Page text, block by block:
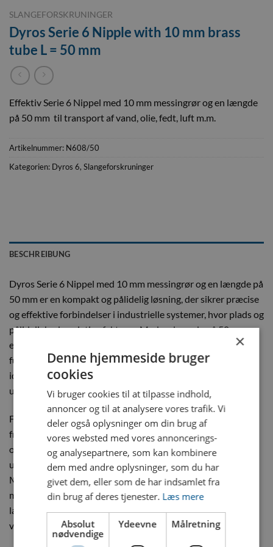
SLANGEFORSKRUNINGER
Dyros Serie 6 Nipple with 10 mm brass
tube L = 50 mm
Effektiv Serie 6 Nippel med 10 mm messingrør og en længde
på 50 mm til transport af vand, olie, fedt, luft m.m.
Artikelnummer: N608/50
Kategorien: Dyros 6, Slangeforskruninger
BESCHREIBUNG
Dyros Serie 6 Nippel med 10 mm messingrør og en længde på
50 mm er en kompakt og pålidelig løsning, der sikrer præcise
og effektive forbindelser i industrielle systemer, hvor plads og
pålidelighed er vigtige faktorer. Med en længde på 50 mm og
et 10 mm messingrør kombinerer denne nippel høj
funktionalitet med en kompakt størrelse, hvilket gør den
ideel til applikationer, hvor pladsbesparelse er nødvendigt
uden at gå på kompromis med styrke og holdbarhed.
Fremstillet af solid messing, som er kendt for sin styrke og
fremragende modstandsdygtighed mod både mekanisk slid
og korrosion, er denne nippel perfekt til brug i systemer, der
udsættes for høje belastninger eller krævende miljøer.
Messingens naturlige egenskaber sikrer, at nipplen kan
modstå både fysiske og kemiske påvirkninger, hvilket giver
langvarig pålidelighed og reducerer behovet for hyppig
vedligeholdelse.
×
Denne hjemmeside bruger
cookies
Vi bruger cookies til at tilpasse indhold,
annoncer og til at analysere vores trafik. Vi
deler også oplysninger om din brug af
vores websted med vores annoncerings-
og analysepartnere, som kan kombinere
dem med andre oplysninger, som du har
givet dem, eller som de har indsamlet fra
din brug af deres tjenester. Læs mere
Absolut
nødvendige
Ydeevne Målretning